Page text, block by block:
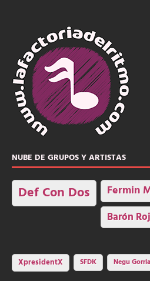
NUBE DE GRUPOS Y ARTISTAS
Def Con Dos Fermin
Barón
XpresidentX SFDK Negu